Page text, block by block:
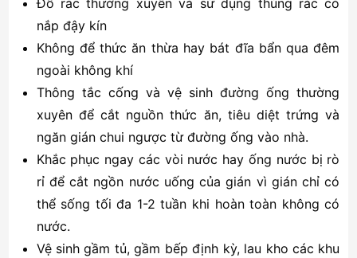
Đổ rác thường xuyên và sử dụng thùng rác có
nắp đậy kín
Không để thức ăn thừa hay bát đĩa bẩn qua đêm
ngoài không khí
Thông tắc cống và vệ sinh đường ống thường
xuyên để cắt nguồn thức ăn, tiêu diệt trứng và
ngăn gián chui ngược từ đường ống vào nhà.
Khắc phục ngay các vòi nước hay ống nước bị rò
rỉ để cắt ngồn nước uống của gián vì gián chỉ có
thể sống tối đa 1-2 tuần khi hoàn toàn không có
nước.
Vệ sinh gầm tủ, gầm bếp định kỳ, lau kho các khu